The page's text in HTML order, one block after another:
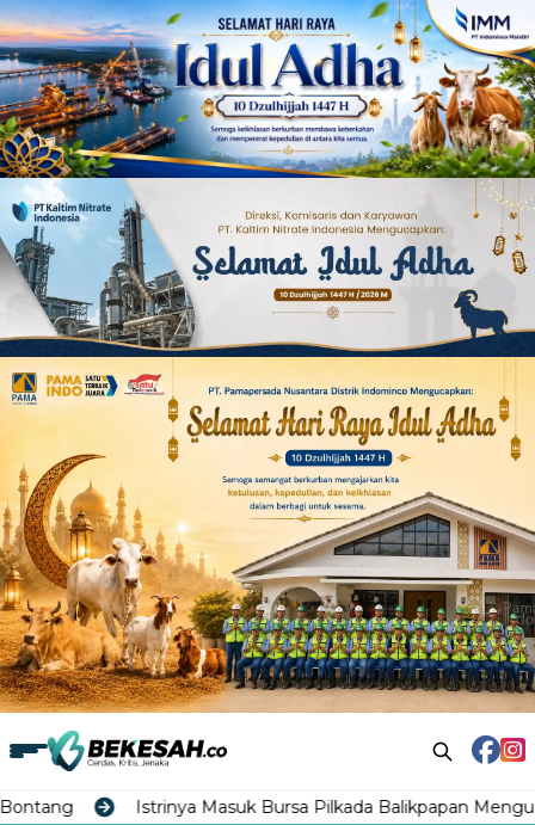
Istrinya Masuk Bursa Pilkada Balikpapan Menguat,